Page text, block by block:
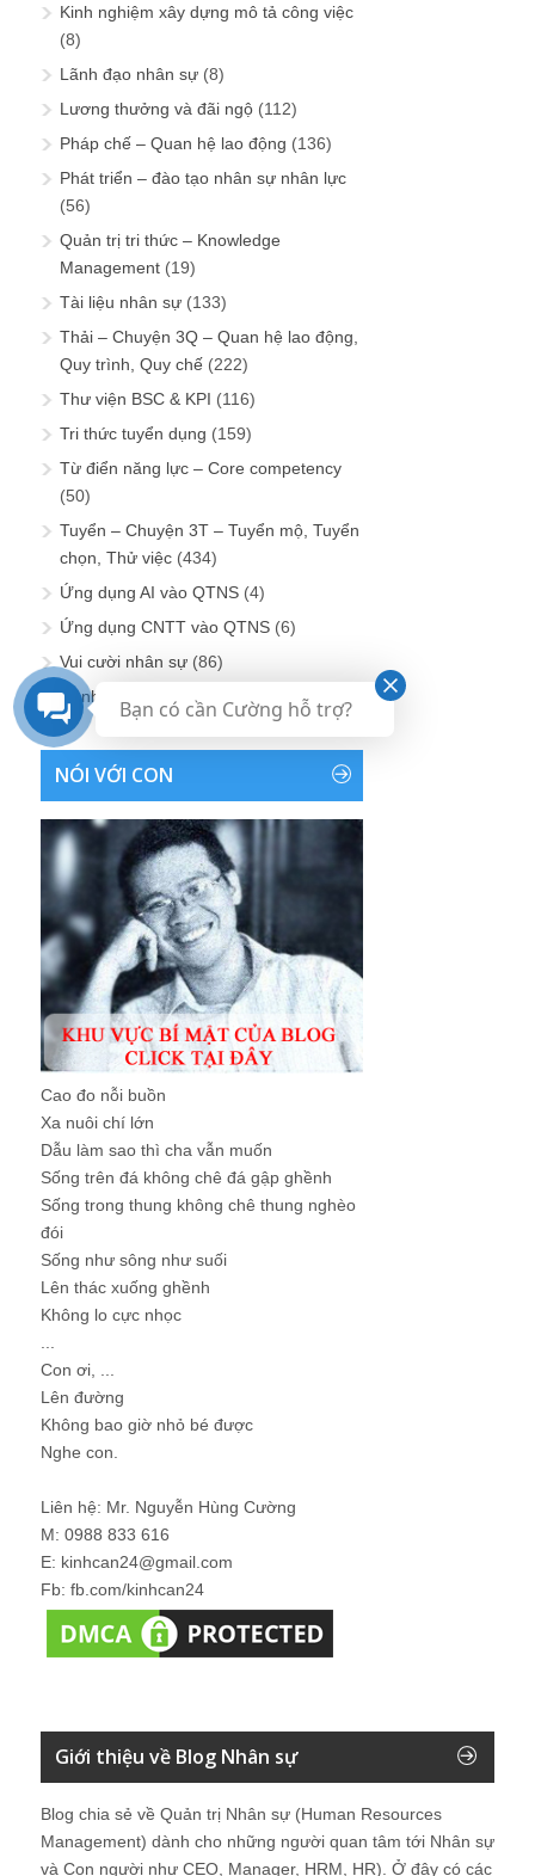
Kinh nghiệm xây dựng mô tả công việc
(8)
Lãnh đạo nhân sự (8)
Lương thưởng và đãi ngộ (112)
Pháp chế – Quan hệ lao động (136)
Phát triển – đào tạo nhân sự nhân lực
(56)
Quản trị tri thức – Knowledge
Management (19)
Tài liệu nhân sự (133)
Thải – Chuyện 3Q – Quan hệ lao động,
Quy trình, Quy chế (222)
Thư viện BSC & KPI (116)
Tri thức tuyển dụng (159)
Từ điển năng lực – Core competency
(50)
Tuyển – Chuyện 3T – Tuyển mộ, Tuyển
chọn, Thử việc (434)
Ứng dụng AI vào QTNS (4)
Ứng dụng CNTT vào QTNS (6)
Vui cười nhân sự (86)
Đánh giá nhân sự (22)
NÓI VỚI CON
Cao đo nỗi buồn
Xa nuôi chí lớn
Dẫu làm sao thì cha vẫn muốn
Sống trên đá không chê đá gập ghềnh
Sống trong thung không chê thung nghèo
đói
Sống như sông như suối
Lên thác xuống ghềnh
Không lo cực nhọc
Con ơi, ...
Lên đường
Không bao giờ nhỏ bé được
Nghe con.
Liên hệ: Mr. Nguyễn Hùng Cường
M: 0988 833 616
E: kinhcan24@gmail.com
Fb: fb.com/kinhcan24
Giới thiệu về Blog Nhân sự
Blog chia sẻ về Quản trị Nhân sự (Human Resources
Management) dành cho những người quan tâm tới Nhân sự
và Con người như CEO, Manager, HRM, HR). Ở đây có các
Bạn có cần Cường hỗ trợ?